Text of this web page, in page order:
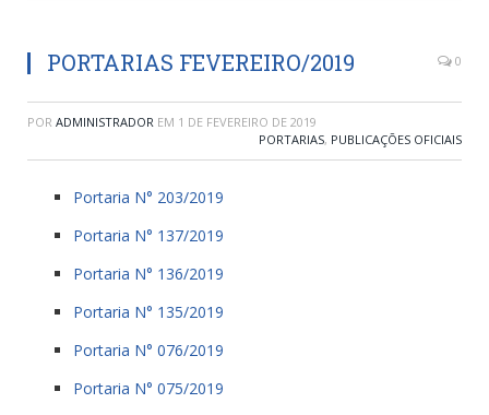
PORTARIAS FEVEREIRO/2019 0
POR ADMINISTRADOR EM 1 DE FEVEREIRO DE 2019
PORTARIAS, PUBLICAÇÕES OFICIAIS
Portaria N° 203/2019
Portaria N° 137/2019
Portaria N° 136/2019
Portaria N° 135/2019
Portaria N° 076/2019
Portaria N° 075/2019